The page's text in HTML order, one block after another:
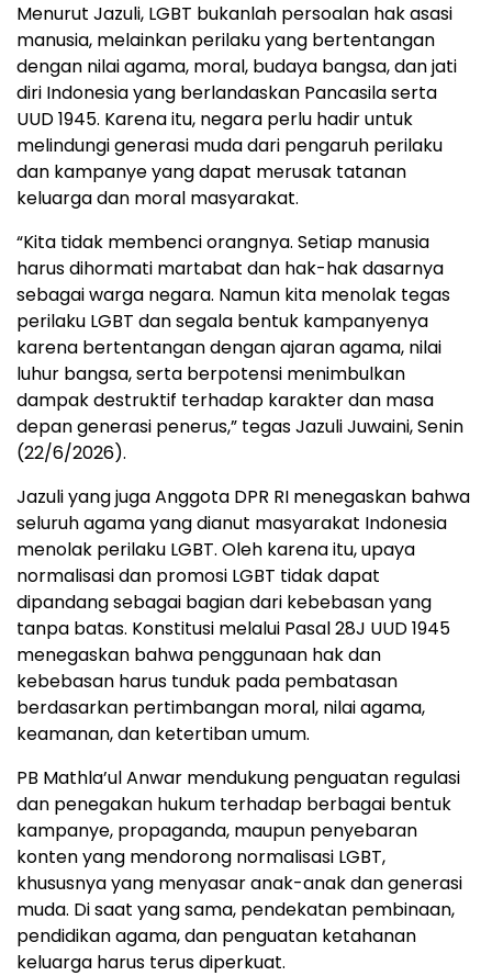
Menurut Jazuli, LGBT bukanlah persoalan hak asasi
manusia, melainkan perilaku yang bertentangan
dengan nilai agama, moral, budaya bangsa, dan jati
diri Indonesia yang berlandaskan Pancasila serta
UUD 1945. Karena itu, negara perlu hadir untuk
melindungi generasi muda dari pengaruh perilaku
dan kampanye yang dapat merusak tatanan
keluarga dan moral masyarakat.
“Kita tidak membenci orangnya. Setiap manusia
harus dihormati martabat dan hak-hak dasarnya
sebagai warga negara. Namun kita menolak tegas
perilaku LGBT dan segala bentuk kampanyenya
karena bertentangan dengan ajaran agama, nilai
luhur bangsa, serta berpotensi menimbulkan
dampak destruktif terhadap karakter dan masa
depan generasi penerus,” tegas Jazuli Juwaini, Senin
(22/6/2026).
Jazuli yang juga Anggota DPR RI menegaskan bahwa
seluruh agama yang dianut masyarakat Indonesia
menolak perilaku LGBT. Oleh karena itu, upaya
normalisasi dan promosi LGBT tidak dapat
dipandang sebagai bagian dari kebebasan yang
tanpa batas. Konstitusi melalui Pasal 28J UUD 1945
menegaskan bahwa penggunaan hak dan
kebebasan harus tunduk pada pembatasan
berdasarkan pertimbangan moral, nilai agama,
keamanan, dan ketertiban umum.
PB Mathla’ul Anwar mendukung penguatan regulasi
dan penegakan hukum terhadap berbagai bentuk
kampanye, propaganda, maupun penyebaran
konten yang mendorong normalisasi LGBT,
khususnya yang menyasar anak-anak dan generasi
muda. Di saat yang sama, pendekatan pembinaan,
pendidikan agama, dan penguatan ketahanan
keluarga harus terus diperkuat.